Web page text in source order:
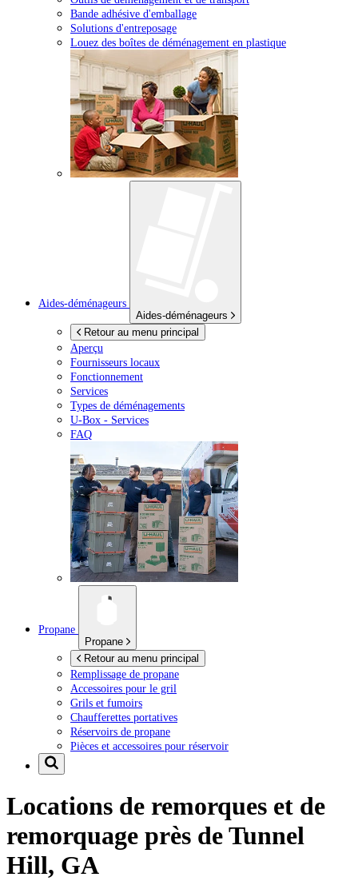
Bande adhésive d'emballage
Solutions d'entreposage
Louez des boîtes de déménagement en plastique
Aides-déménageurs
Aides-déménageurs
Retour au menu principal
Aperçu
Fournisseurs locaux
Fonctionnement
Services
Types de déménagements
U-Box - Services
FAQ
Propane
Propane
Retour au menu principal
Remplissage de propane
Accessoires pour le gril
Grils et fumoirs
Chaufferettes portatives
Réservoirs de propane
Pièces et accessoires pour réservoir
Locations de remorques et de
remorquage près deTunnel
Hill, GA